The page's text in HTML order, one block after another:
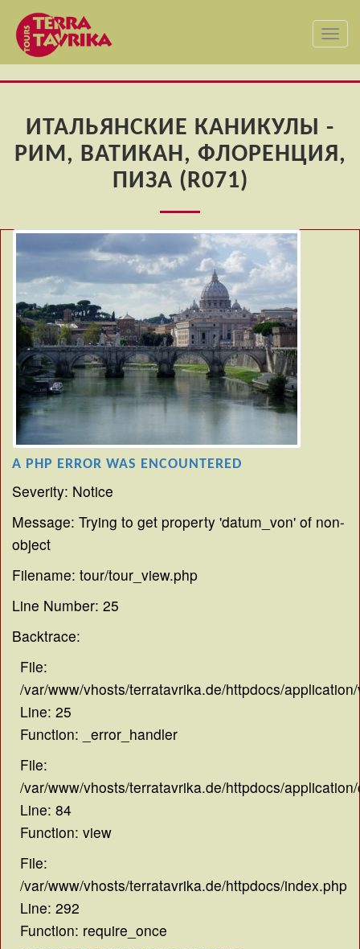
ИТАЛЬЯНСКИЕ КАНИКУЛЫ -
РИМ, ВАТИКАН, ФЛОРЕНЦИЯ,
ПИЗА (R071)
A PHP ERROR WAS ENCOUNTERED
Severity: Notice
Message: Trying to get property 'datum_von' of non-
object
Filename: tour/tour_view.php
Line Number: 25
Backtrace:
File:
/var/www/vhosts/terratavrika.de/httpdocs/
Line: 25
Function: _error_handler
File:
/var/www/vhosts/terratavrika.de/httpdocs/
Line: 84
Function: view
File:
/var/www/vhosts/terratavrika.de/httpdocs/index.php
Line: 292
Function: require_once